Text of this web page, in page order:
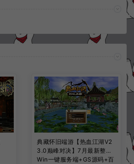
典藏怀旧端游【热血江湖V2
3.0巅峰对决】7月最新整理
Win一键服务端+GS源码+百